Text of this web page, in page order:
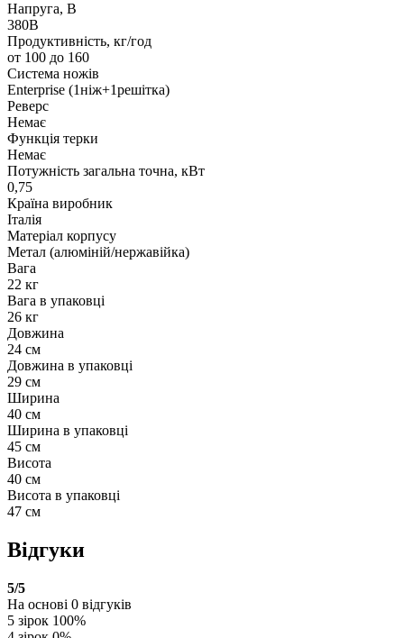
Напруга, В
380В
Продуктивність, кг/год
от 100 до 160
Система ножів
Enterprise (1ніж+1решітка)
Реверс
Немає
Функція терки
Немає
Потужність загальна точна, кВт
0,75
Країна виробник
Італія
Матеріал корпусу
Метал (алюміній/нержавійка)
Вага
22 кг
Вага в упаковці
26 кг
Довжина
24 см
Довжина в упаковці
29 см
Ширина
40 см
Ширина в упаковці
45 см
Висота
40 см
Висота в упаковці
47 см
Відгуки
5/5
На основі 0 відгуків
5 зірок 100%